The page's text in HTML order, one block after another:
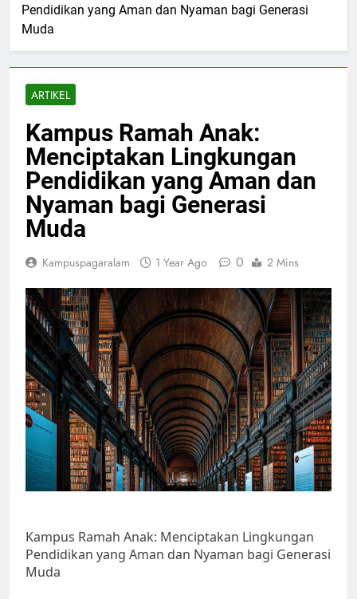
Pendidikan yang Aman dan Nyaman bagi Generasi
Muda
ARTIKEL
Kampus Ramah Anak:
Menciptakan Lingkungan
Pendidikan yang Aman dan
Nyaman bagi Generasi
Muda
Kampuspagaralam 1 Year Ago 0 2 Mins
Kampus Ramah Anak: Menciptakan Lingkungan
Pendidikan yang Aman dan Nyaman bagi Generasi
Muda